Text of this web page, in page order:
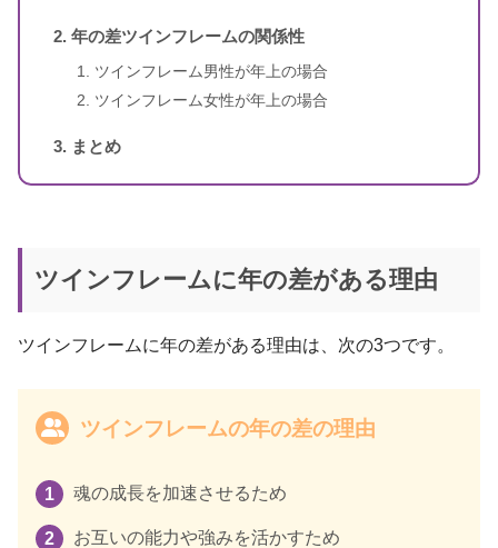
年の差ツインフレームの関係性
ツインフレーム男性が年上の場合
ツインフレーム女性が年上の場合
まとめ
ツインフレームに年の差がある理由
ツインフレームに年の差がある理由は、次の3つです。
ツインフレームの年の差の理由
魂の成長を加速させるため
お互いの能力や強みを活かすため